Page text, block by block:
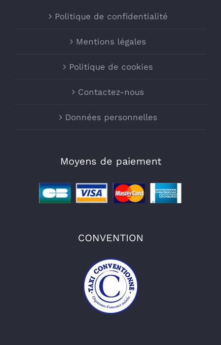
Politique de confidentialité
Mentions légales
Politique de cookies
Contactez-nous
Données personnelles
Moyens de paiement
CONVENTION